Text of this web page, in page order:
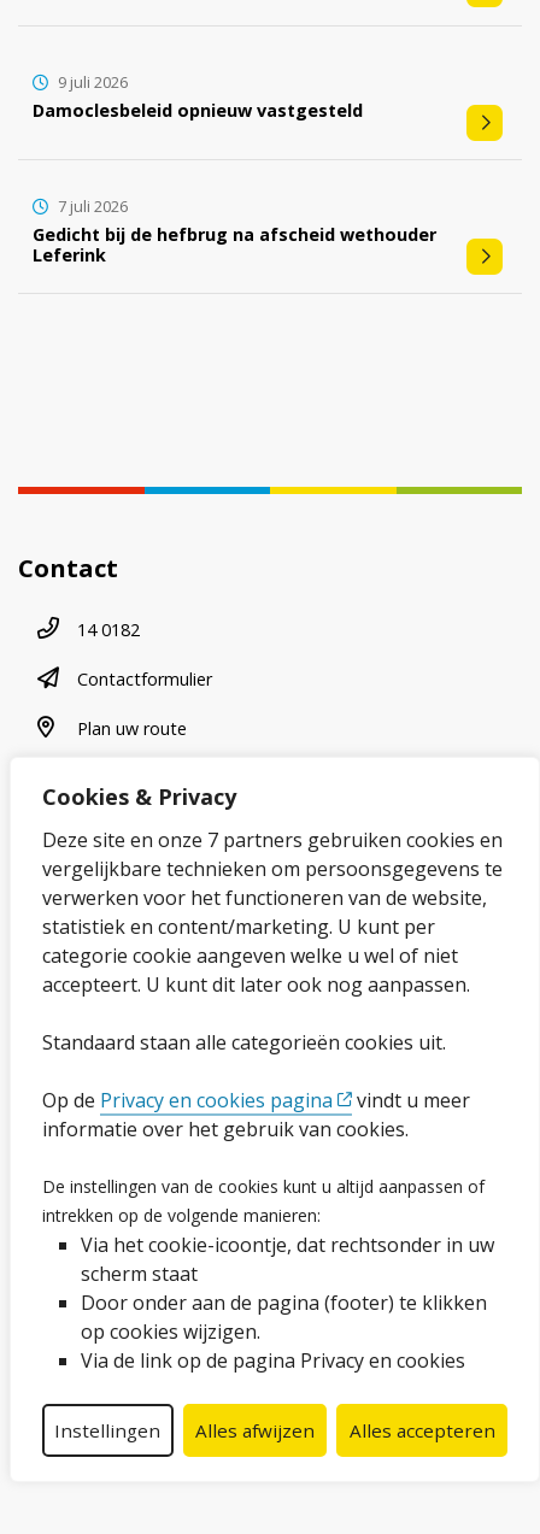
Cookies & Privacy
Deze site en onze 7 partners gebruiken cookies en
vergelijkbare technieken om persoonsgegevens te
verwerken voor het functioneren van de website,
statistiek en content/marketing. U kunt per
categorie cookie aangeven welke u wel of niet
accepteert. U kunt dit later ook nog aanpassen.
Standaard staan alle categorieën cookies uit.
Op de Privacy en cookies pagina
vindt u meer
informatie over het gebruik van cookies.
De instellingen van de cookies kunt u altijd aanpassen of
intrekken op de volgende manieren:
Via het cookie-icoontje, dat rechtsonder in uw
scherm staat
Door onder aan de pagina (footer) te klikken
op cookies wijzigen.
Via de link op de pagina Privacy en cookies
Instellingen Alles afwijzen Alles accepteren
Damoclesbeleid opnieuw vastgesteld
9 juli 2026
Gedicht bij de hefbrug na afscheid wethouder
Leferink
7 juli 2026
Contact
Telefoonnummer
14 0182
contactformulier
Contactformulier
plan uw route
Plan uw route
Over onze website
Sitemap
Privacybeleid en cookies
Cookies wijzigen
Ga naar de pagina
Proclaimer en copyright
Webarchief
Volg ons op social media
Facebook
LinkedInInstagram
YouTube